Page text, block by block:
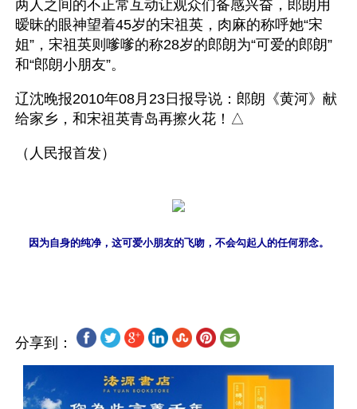
两人之间的不正常互动让观众们备感兴奋，郎朗用
暧昧的眼神望着45岁的宋祖英，肉麻的称呼她“宋
姐”，宋祖英则嗲嗲的称28岁的郎朗为“可爱的郎朗”
和“郎朗小朋友”。
辽沈晚报2010年08月23日报导说：郎朗《黄河》献
给家乡，和宋祖英青岛再擦火花！△
（人民报首发）
因为自身的纯净，这可爱小朋友的飞吻，不会勾起人的任何邪念。
分享到：